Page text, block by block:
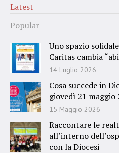
Latest
Popular
Uno spazio
Caritas cambia
14 Luglio 2026
Cosa succede in
giovedì 21 maggio
15 Maggio 2026
Raccontare le
all’interno
con la Diocesi